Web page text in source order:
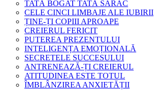
TATĂ BOGAT TATĂ SARAC
CELE CINCI LIMBAJE ALE IUBIRII
ȚINE-ȚI COPIII APROAPE
CREIERUL FERICIT
PUTEREA PREZENTULUI
INTELIGENȚA EMOȚIONALĂ
SECRETELE SUCCESULUI
ANTRENEAZĂ-ȚI CREIERUL
ATITUDINEA ESTE TOTUL
ÎMBLÂNZIREA ANXIETĂȚII